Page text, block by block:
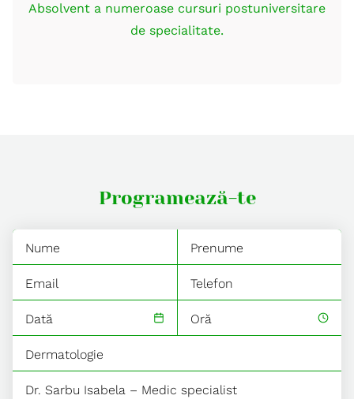
Absolvent a numeroase cursuri postuniversitare
de specialitate.
Programează-te
Dată Oră